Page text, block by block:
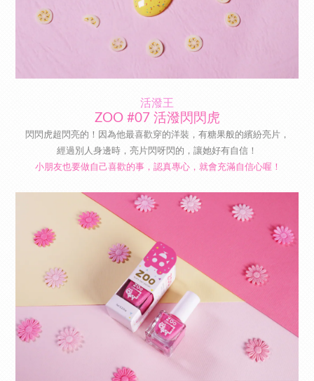
活潑王
ZOO #07 活潑閃閃虎
閃閃虎超閃亮的！因為他最喜歡穿的洋裝，有糖果般的繽紛亮片，
經過別人身邊時，亮片閃呀閃的，讓她好有自信！
小朋友也要做自己喜歡的事，認真專心，就會充滿自信心喔！